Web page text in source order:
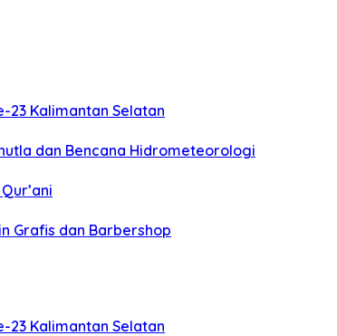
23 Kalimantan Selatan
dan Bencana Hidrometeorologi
Grafis dan Barbershop
23 Kalimantan Selatan